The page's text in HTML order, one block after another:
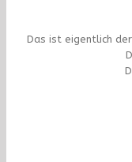
Das ist eigentlich